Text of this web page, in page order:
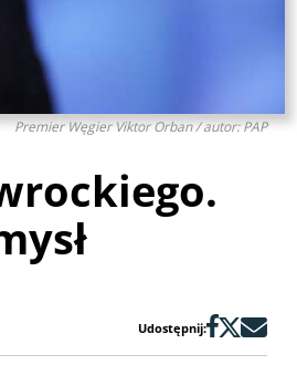
Premier Węgier Viktor Orban / autor: PAP
Udostępnij: